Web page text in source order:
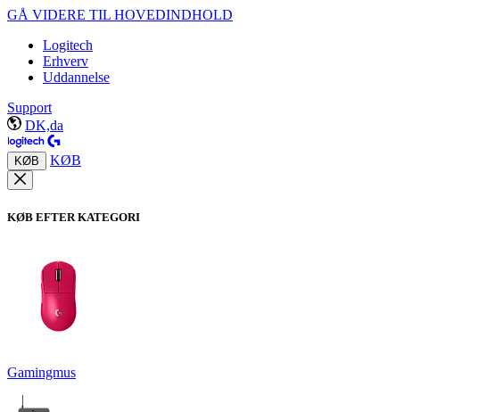
GÅ VIDERE TIL HOVEDINDHOLD
Logitech
Erhverv
Uddannelse
Support
DK,da
KØB KØB
KØB EFTER KATEGORI
Gamingmus